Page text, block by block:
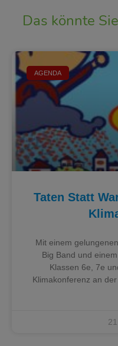
Das könnte
AGENDA
Taten Statt
Mit einem
Big Band und
Klassen 6e, 7e
Klimakonferenz an